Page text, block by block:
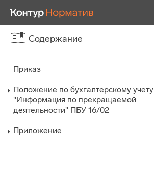
Содержание
Приказ
Положение по бухгалтерскому учету
"Информация по прекращаемой
деятельности" ПБУ 16/02
Приложение